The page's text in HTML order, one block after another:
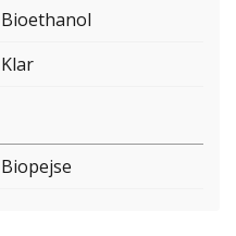
Bioethanol
Klar
Biopejse